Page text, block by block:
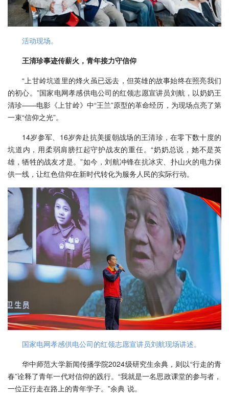
活动现场。
王清珍事迹传薪火，青年接力守信仰
“上甘岭坑道里的烽火虽已远去，但英雄的故事始终在照亮我们
的初心。”国家电网孝感供电公司的红领志愿宣讲员刘航，以奶奶王
清珍——电影《上甘岭》中“王兰”原型的革命经历，为现场点亮了第
一束“信仰之光”。
14岁参军、16岁奔赴抗美援朝战场的王清珍，在零下数十度的
坑道内，用柔弱肩膀扛起守护战友的重任。“奶奶总说，她不是英
雄，牺牲的战友才是。”如今，刘航冲锋在抗冰灾、扑山火的电力保
供一线，让红色信仰在新时代转化为服务人民的实际行动。
国家电网孝感供电公司的红领志愿宣讲员刘航现场讲述。
华中师范大学新闻传播学院2024级研究生余典，则以“行走的青
春”诠释了青年一代对信仰的践行。“我就是一名思政课堂的参与者，
一位正行走在路上的青年学子。”余典 说。